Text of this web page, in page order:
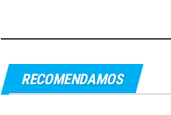
RECOMENDAMOS